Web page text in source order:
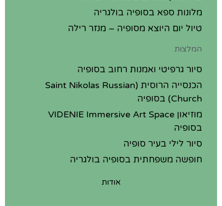
מלונות ספא בסופיה בולגריה
טיול יום היוצא מסופיה – מנזר רילה
המלצות
סיור גרפיטי ואמנות רחוב בסופיה
הכנסייה הרוסית (Saint Nikolas Russian
Church) בסופיה
מוזיאון VIDENIE Immersive Art Space
בסופיה
סיור לילי בעיר סופיה
חופשה משפחתית בסופיה בולגריה
אודות